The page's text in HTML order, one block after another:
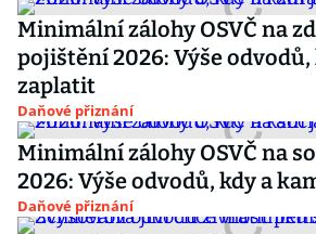
Minimální zálohy OSVČ na
pojištění 2026: Výše odvodů,
zaplatit
Daňové přiznání
Minimální zálohy OSVČ na
2026: Výše odvodů, kdy a
Daňové přiznání